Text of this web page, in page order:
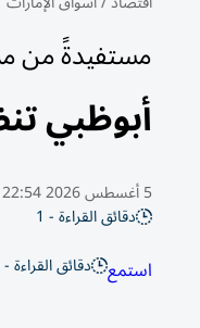
مستفيدةً من
أبوظبي
5 أغسطس 2026 22:54 مساء
دقائق القراءة - 1
استمع دقائق القراءة - 1